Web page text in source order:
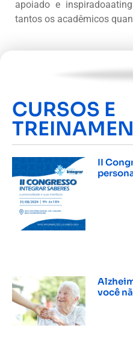
apoiado e
tantos os acadêmicos
CURSOS E
II
você